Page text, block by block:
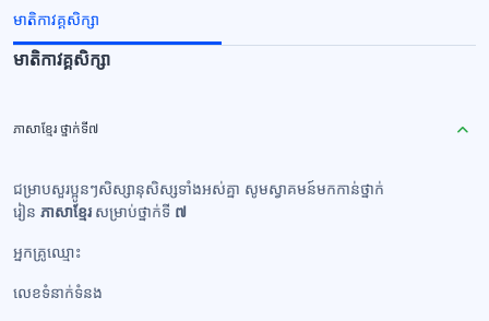
មាតិកាវគ្គសិក្សា
មាតិកាវគ្គសិក្សា
ភាសាខ្មែរ ថ្នាក់ទី៧
ជម្រាបសួរប្អូនៗសិស្សានុសិស្សទាំងអស់គ្នា សូមស្វាគមន៍មកកាន់ថ្នាក់
រៀន ភាសាខ្មែរ សម្រាប់ថ្នាក់ទី ៧
អ្នកគ្រូឈ្មោះ
លេខទំនាក់ទំនង​